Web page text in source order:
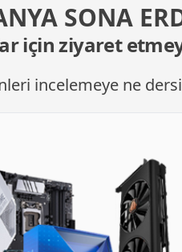
SONA
için ziyaret
incelemeye ne